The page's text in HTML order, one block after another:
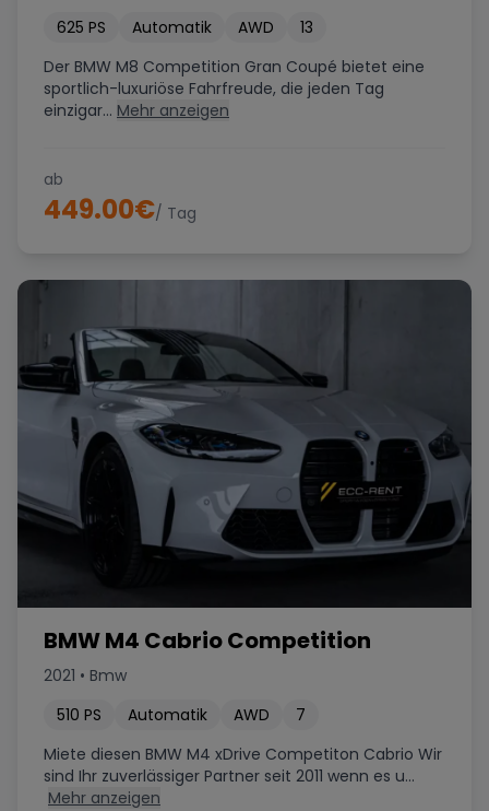
625 PS Automatik AWD
13
Der BMW M8 Competition Gran Coupé bietet eine
sportlich-luxuriöse Fahrfreude, die jeden Tag
einzigar... Mehr anzeigen
ab
449.00€/ Tag
BMW M4 Cabrio Competition
2021 • Bmw
510 PS Automatik AWD
7
Miete diesen BMW M4 xDrive Competiton Cabrio Wir
sind Ihr zuverlässiger Partner seit 2011 wenn es u...
Mehr anzeigen